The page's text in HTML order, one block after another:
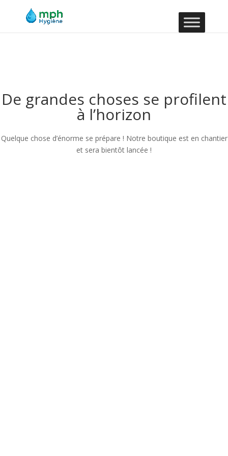
De grandes choses se profilent
à l’horizon
Quelque chose d’énorme se prépare ! Notre boutique est en chantier
et sera bientôt lancée !